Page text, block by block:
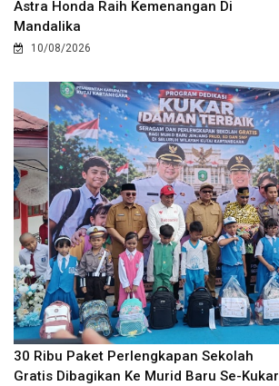
Astra Honda Raih Kemenangan Di
Mandalika
10/08/2026
30 Ribu Paket Perlengkapan Sekolah
Gratis Dibagikan Ke Murid Baru Se-Kukar